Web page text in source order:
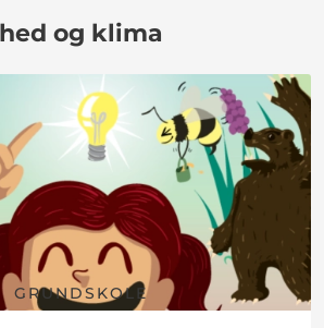
og klima
GRUNDSKOLE